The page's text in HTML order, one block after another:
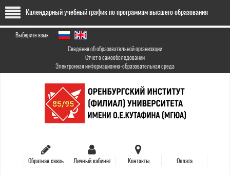
Перейти
основному
содержанию
Календарный учебный график по программам высшего образования
Выберите язык
Сведения об образовательной организации
Отчет о самообследовании
Электронная информационно-образовательная среда
Обратная связь Личный кабинет Контакты Оплата